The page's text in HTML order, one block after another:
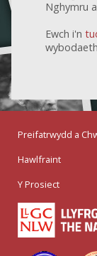
Nghymru
Ewch i'n
Preifatrwydd a
Hawlfraint
Y Prosiect